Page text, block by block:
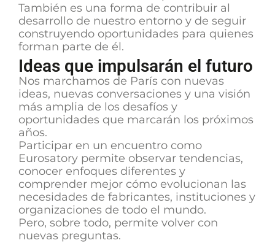
También es una forma de contribuir al
desarrollo de nuestro entorno y de seguir
construyendo oportunidades para quienes
forman parte de él.
Ideas que impulsarán el futuro
Nos marchamos de París con nuevas
ideas, nuevas conversaciones y una visión
más amplia de los desafíos y
oportunidades que marcarán los próximos
años.
Participar en un encuentro como
Eurosatory permite observar tendencias,
conocer enfoques diferentes y
comprender mejor cómo evolucionan las
necesidades de fabricantes, instituciones y
organizaciones de todo el mundo.
Pero, sobre todo, permite volver con
nuevas preguntas.